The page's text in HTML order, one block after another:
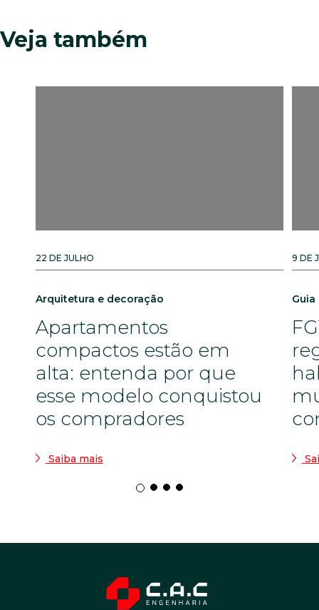
Veja também
22 DE JULHO
Arquitetura e decoração
Apartamentos
compactos estão em
alta: entenda por que
esse modelo conquistou
os compradores
Saiba mais
9 DE